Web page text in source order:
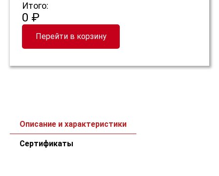
Итого:
0 ₽
Перейти в корзину
Описание и характеристики
Сертификаты